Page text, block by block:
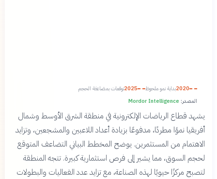
2020بداية نمو ملحوظ 2025توقعات بمضاعفة الحجم
المصدر: Mordor Intelligence
يشهد قطاع الرياضات الإلكترونية في منطقة الشرق الأوسط وشمال
أفريقيا نموًا مطردًا، مدفوعًا بزيادة أعداد اللاعبين والمشجعين، وتزايد
الاهتمام من المستثمرين. يوضح المخطط البياني التضاعف المتوقع
لحجم السوق، مما يشير إلى فرص استثمارية كبيرة. تتجه المنطقة
لتصبح مركزًا حيويًا لهذه الصناعة، مع تزايد عدد الفعاليات والبطولات